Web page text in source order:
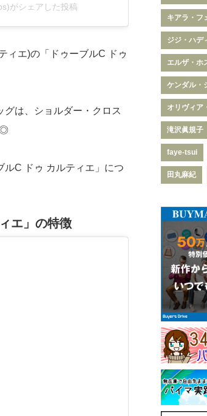
がシェアした投稿
ィエ)の「ドゥーブルC ドゥ
グは、ショルダー・クロス
◎
ルC ドゥ カルティエ」につ
エ」の特徴
キアラ・フ
ジジ・ハデ
エルザ・ホ
ケンダル・
オリヴィア
滝沢眞規子
faye-tsui
田丸麻紀